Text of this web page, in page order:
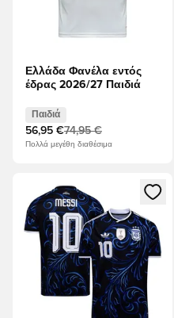
Ελλάδα Φανέλα εντός
έδρας 2026/27 Παιδιά
Παιδιά
56,95 €74,95 €
Πολλά μεγέθη διαθέσιμα
Ανοίγει ένα Modal για να